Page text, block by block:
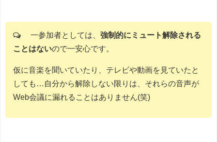
一参加者としては、 強制的にミュート解除される
ことはないので一安心です。
仮に音楽を聞いていたり、テレビや動画を見ていたと
しても…自分から解除しない限りは、それらの音声が
Web会議に漏れることはありません(笑)